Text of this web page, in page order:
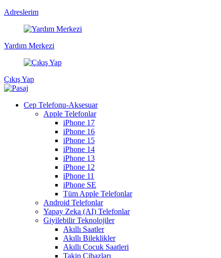
Adreslerim
Yardım Merkezi
Çıkış Yap
Cep Telefonu-Aksesuar
Apple Telefonlar
iPhone 17
iPhone 16
iPhone 15
iPhone 14
iPhone 13
iPhone 12
iPhone 11
iPhone SE
Tüm Apple Telefonlar
Android Telefonlar
Yapay Zeka (AI) Telefonlar
Giyilebilir Teknolojiler
Akıllı Saatler
Akıllı Bileklikler
Akıllı Çocuk Saatleri
Takip Cihazları